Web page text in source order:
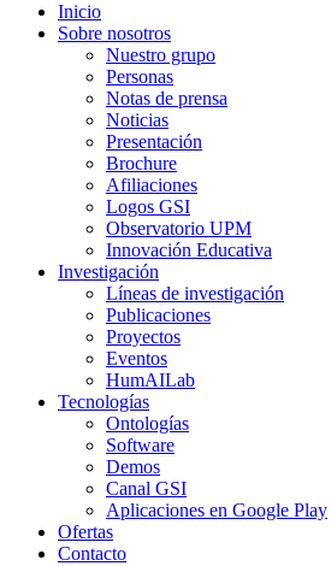
Inicio
Sobre nosotros
Nuestro grupo
Personas
Notas de prensa
Noticias
Presentación
Brochure
Afiliaciones
Logos GSI
Observatorio UPM
Innovación Educativa
Investigación
Líneas de investigación
Publicaciones
Proyectos
Eventos
HumAILab
Tecnologías
Ontologías
Software
Demos
Canal GSI
Aplicaciones en Google Play
Ofertas
Contacto